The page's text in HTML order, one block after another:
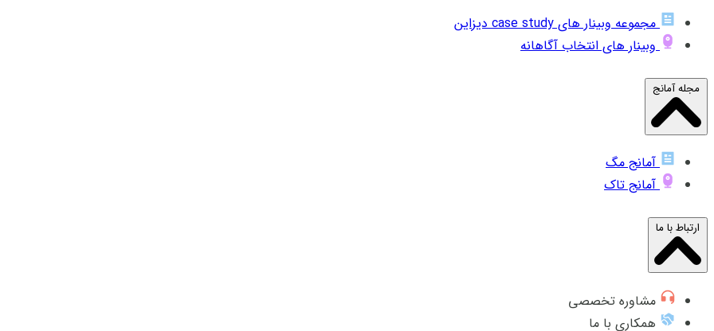
مجموعه وبینار های case study دیزاین
وبینار های انتخاب آگاهانه
مجله آمانج
آمانج مگ
آمانج تاک
ارتباط با ما
مشاوره تخصصی
همکاری با ما